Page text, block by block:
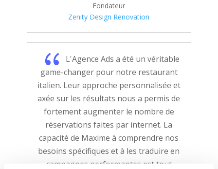
Fondateur
Zenity Design Renovation
{
L'Agence Ads a été un véritable
game-changer pour notre restaurant
italien. Leur approche personnalisée et
axée sur les résultats nous a permis de
fortement augmenter le nombre de
réservations faites par internet. La
capacité de Maxime à comprendre nos
besoins spécifiques et à les traduire en
campagnes performantes est tout